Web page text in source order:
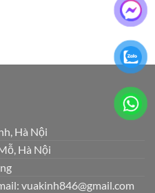
Hà Nội
Hà Nội
vuakinh846@gmail.com